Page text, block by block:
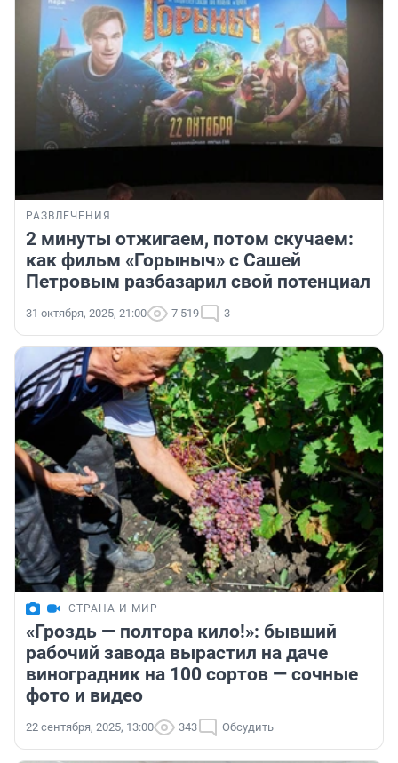
РАЗВЛЕЧЕНИЯ
2 минуты отжигаем, потом скучаем:
как фильм «Горыныч» с Сашей
Петровым разбазарил свой потенциал
31 октября, 2025, 21:00 7 519 3
СТРАНА И МИР
«Гроздь — полтора кило!»: бывший
рабочий завода вырастил на даче
виноградник на 100 сортов — сочные
фото и видео
22 сентября, 2025, 13:00 343 Обсудить